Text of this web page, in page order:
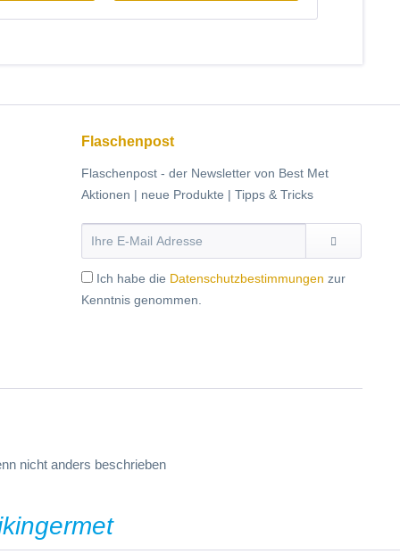
Flaschenpost
Flaschenpost - der Newsletter von Best Met
Aktionen | neue Produkte | Tipps & Tricks
Ich habe die Datenschutzbestimmungen zur
Kenntnis genommen.
nicht anders beschrieben